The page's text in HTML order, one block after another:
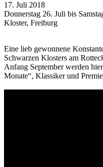
17. Juli 2018
Donnerstag 26. Juli bis
Kloster, Freiburg
Eine lieb gewonnene
Schwarzen Klosters am
Anfang September werden
Monate“, Klassiker und